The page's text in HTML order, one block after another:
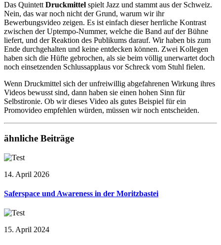
Das QuintettDruckmittel spielt Jazz und stammt aus der Schweiz.
Nein, das war noch nicht der Grund, warum wir ihr
Bewerbungsvideo zeigen. Es ist einfach dieser herrliche Kontrast
zwischen der Uptempo-Nummer, welche die Band auf der Bühne
liefert, und der Reaktion des Publikums darauf. Wir haben bis zum
Ende durchgehalten und keine entdecken können. Zwei Kollegen
haben sich die Hüfte gebrochen, als sie beim völlig unerwartet doch
noch einsetzenden Schlussapplaus vor Schreck vom Stuhl fielen.
Wenn Druckmittel sich der unfreiwillig abgefahrenen Wirkung ihres
Videos bewusst sind, dann haben sie einen hohen Sinn für
Selbstironie. Ob wir dieses Video als gutes Beispiel für ein
Promovideo empfehlen würden, müssen wir noch entscheiden.
ähnliche Beiträge
14. April 2026
Saferspace und Awareness in der Moritzbastei
15. April 2024